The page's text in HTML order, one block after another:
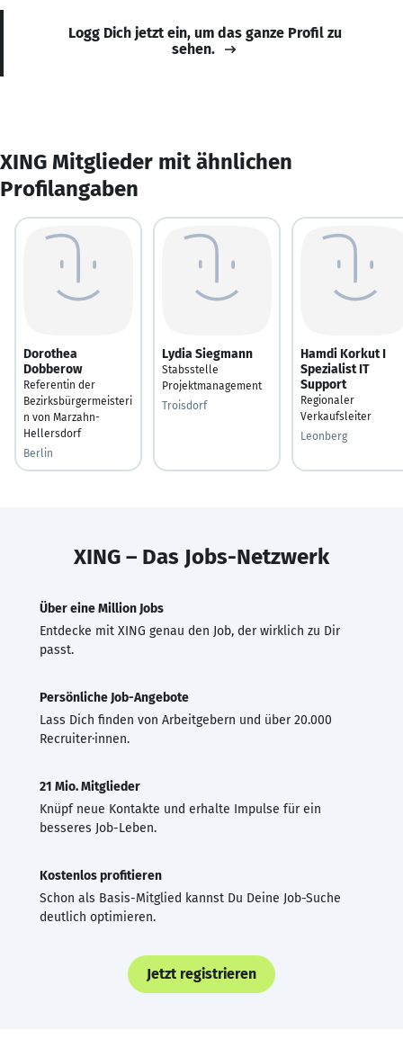
Logg Dich jetzt ein, um das ganze Profil zu
sehen.
XING Mitglieder mit ähnlichen
Profilangaben
Dorothea
Dobberow
Referentin der
Bezirksbürgermeisteri
n von Marzahn-
Hellersdorf
Berlin
Lydia Siegmann
Stabsstelle
Projektmanagement
Troisdorf
Hamdi Korkut I
Spezialist IT
Support
Regionaler
Verkaufsleiter
Leonberg
XING – Das Jobs-Netzwerk
Über eine Million Jobs
Entdecke mit XING genau den Job, der wirklich zu Dir
passt.
Persönliche Job-Angebote
Lass Dich finden von Arbeitgebern und über 20.000
Recruiter·innen.
21 Mio. Mitglieder
Knüpf neue Kontakte und erhalte Impulse für ein
besseres Job-Leben.
Kostenlos profitieren
Schon als Basis-Mitglied kannst Du Deine Job-Suche
deutlich optimieren.
Jetzt registrieren